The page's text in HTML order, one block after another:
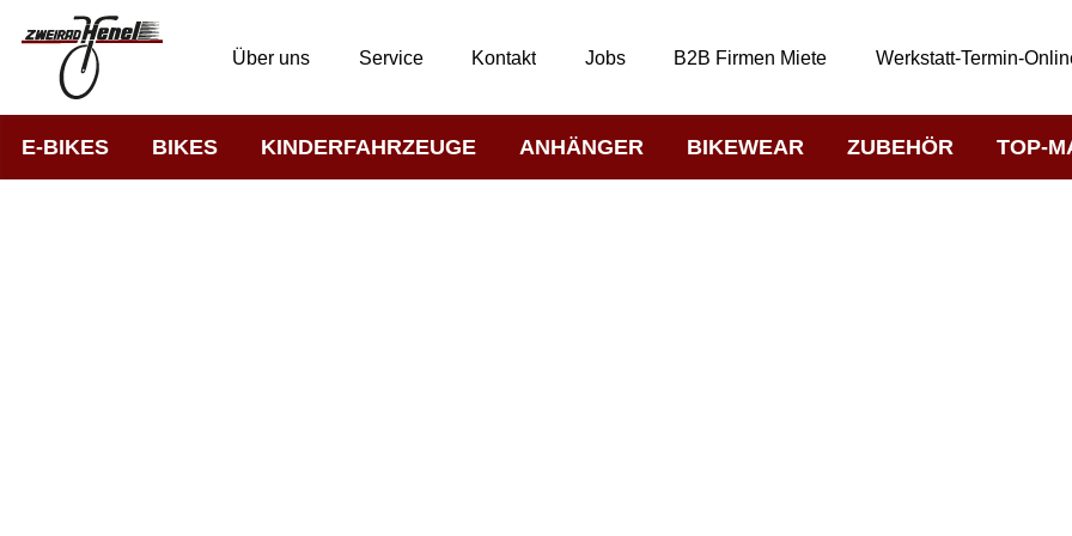
Über uns Service Kontakt Jobs B2B Firmen Miete Werkstatt-Termin-
E-BIKES BIKES KINDERFAHRZEUGE ANHÄNGER BIKEWEAR ZUBEHÖR TOP-